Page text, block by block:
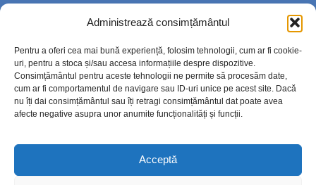
Administrează consimțământul
Pentru a oferi cea mai bună experiență, folosim tehnologii, cum ar fi cookie-
uri, pentru a stoca și/sau accesa informațiile despre dispozitive.
Consimțământul pentru aceste tehnologii ne permite să procesăm date,
cum ar fi comportamentul de navigare sau ID-uri unice pe acest site. Dacă
nu îți dai consimțământul sau îți retragi consimțământul dat poate avea
afecte negative asupra unor anumite funcționalități și funcții.
Acceptă
Contact
Politica de confidențialitate
Politică cookie-uri (UE)